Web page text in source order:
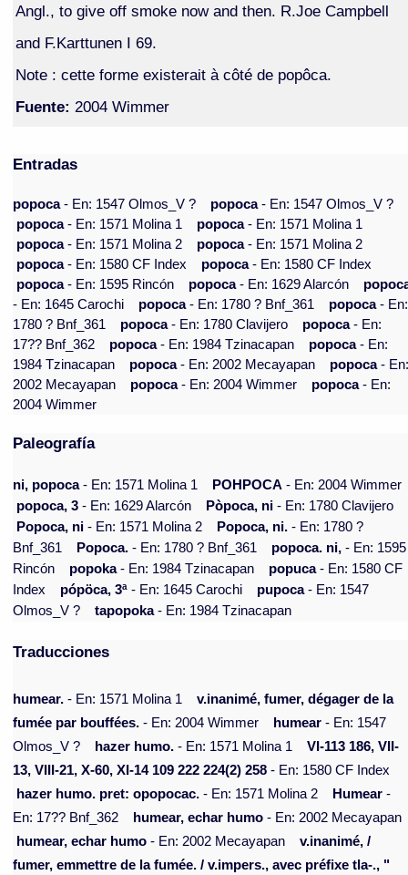
Angl., to give off smoke now and then. R.Joe Campbell
and F.Karttunen I 69.
Note : cette forme existerait à côté de popôca.
Fuente: 2004 Wimmer
Entradas
popoca- En: 1547 Olmos_V ? popoca- En: 1547 Olmos_V ?
popoca- En: 1571 Molina 1 popoca- En: 1571 Molina 1
popoca- En: 1571 Molina 2 popoca- En: 1571 Molina 2
popoca- En: 1580 CF Index popoca- En: 1580 CF Index
popoca- En: 1595 Rincón popoca- En: 1629 Alarcón
- En: 1645 Carochi
popoca- En: 1780 ? Bnf_361 popoca- En:
1780 ? Bnf_361
popoca- En: 1780 Clavijero popoca- En:
17?? Bnf_362
popoca- En: 1984 Tzinacapan popoca- En:
1984 Tzinacapan
popoca- En: 2002 Mecayapan popoca-
2002 Mecayapan
popoca- En: 2004 Wimmer popoca- En:
2004 Wimmer
Paleografía
ni, popoca- En: 1571 Molina 1 POHPOCA - En: 2004 Wimmer
popoca, 3 - En: 1629 Alarcón Pòpoca, ni - En: 1780 Clavijero
Popoca, ni - En: 1571 Molina 2 Popoca, ni. - En: 1780 ?
Bnf_361
Popoca. - En: 1780 ? Bnf_361 popoca. ni, - En: 1595
Rincón
popoka- En: 1984 Tzinacapan popuca- En: 1580 CF
Index
pópöca, 3ª - En: 1645 Carochi pupoca- En: 1547
Olmos_V ?
tapopoka- En: 1984 Tzinacapan
Traducciones
humear. - En: 1571 Molina 1
v.inanimé, fumer, dégager de la
fumée par bouffées. - En: 2004 Wimmer humear - En: 1547
Olmos_V ?
hazer humo. - En: 1571 Molina 1
VI-113 186, VII-
13, VIII-21, X-60, XI-14 109 222 224(2) 258 - En: 1580 CF Index
hazer humo. pret: opopocac. - En: 1571 Molina 2 Humear -
En: 17?? Bnf_362
humear, echar humo - En: 2002 Mecayapan
humear, echar humo - En: 2002 Mecayapan
v.inanimé, /
fumer, emmettre de la fumée. / v.impers., avec préfixe tla-., "